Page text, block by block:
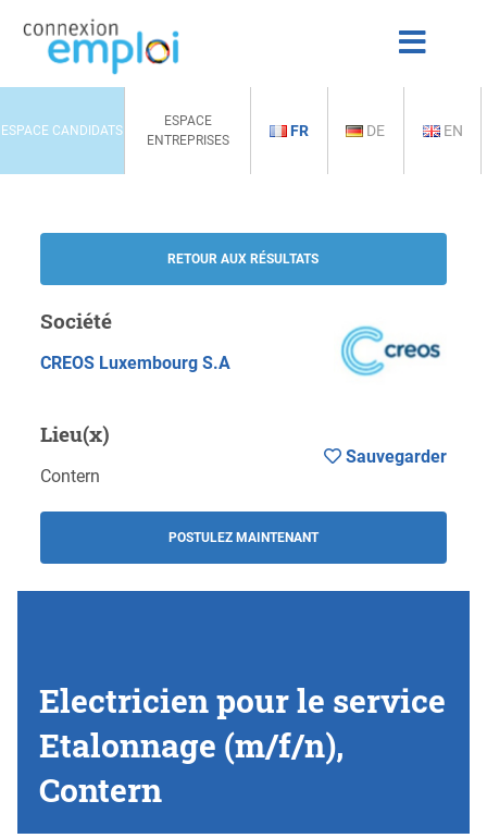
ESPACE CANDIDATS
ESPACE
ENTREPRISES
FR DE EN
RETOUR AUX RÉSULTATS
Société
CREOS Luxembourg S.A
Lieu(x)
Contern
POSTULEZ MAINTENANT
Sauvegarder
Electricien pour le service
Etalonnage (m/f/n),
Contern